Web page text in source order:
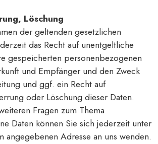
Löschung
der geltenden gesetzlichen
das Recht auf unentgeltliche
gespeicherten personenbezogenen
und Empfänger und den Zweck
und ggf. ein Recht auf
oder Löschung dieser Daten.
Fragen zum Thema
Daten können Sie sich jederzeit unter
angegebenen Adresse an uns wenden.